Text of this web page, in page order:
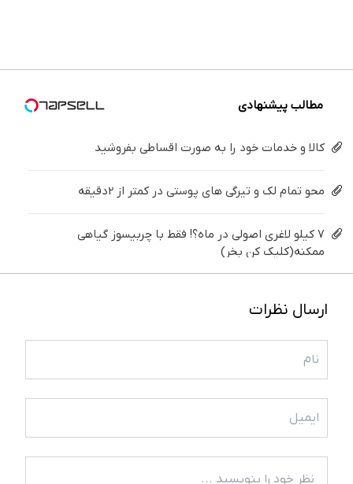
کن
کننده
مطالب پیشنهادی
کالا و خدمات خود را به صورت اقساطی بفروشید
محو تمام لک و تیرگی های پوستی در کمتر از 2دقیقه
۷ کیلو لاغری اصولی در ماه؟! فقط با چربیسوز گیاهی
ممکنه(کلیک کن بخر)
ارسال نظرات